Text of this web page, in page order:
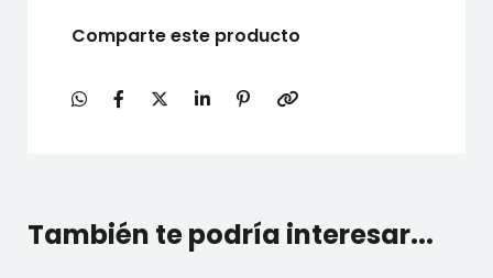
Comparte este producto
También te podría interesar...